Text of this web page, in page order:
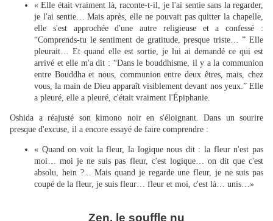
« Elle était vraiment là, raconte-t-il, je l'ai sentie sans la regarder,
je l'ai sentie… Mais après, elle ne pouvait pas quitter la chapelle,
elle s'est approchée d'une autre religieuse et a confessé :
“Comprends-tu le sentiment de gratitude, presque triste… ” Elle
pleurait… Et quand elle est sortie, je lui ai demandé ce qui est
arrivé et elle m'a dit : “Dans le bouddhisme, il y a la communion
entre Bouddha et nous, communion entre deux êtres, mais, chez
vous, la main de Dieu apparaît visiblement devant nos yeux.” Elle
a pleuré, elle a pleuré, c'était vraiment l'Épiphanie.
Oshida a réajusté son kimono noir en s'éloignant. Dans un sourire
presque d'excuse, il a encore essayé de faire comprendre :
« Quand on voit la fleur, la logique nous dit : la fleur n'est pas
moi… moi je ne suis pas fleur, c'est logique… on dit que c'est
absolu, hein ?... Mais quand je regarde une fleur, je ne suis pas
coupé de la fleur, je suis fleur… fleur et moi, c'est là… unis…»
Zen, le souffle nu